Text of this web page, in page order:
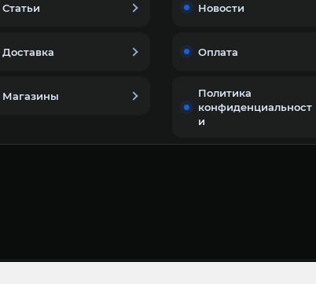
Статьи Новости
Доставка Оплата
Магазины
Политика
конфиденциальност
и